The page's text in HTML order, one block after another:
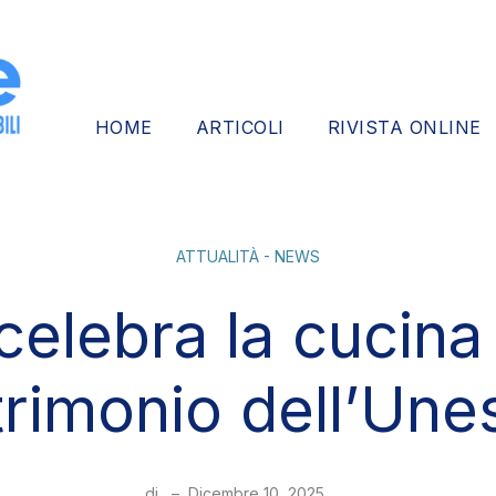
HOME ARTICOLI RIVISTA ONLINE
ATTUALITÀ - NEWS
la